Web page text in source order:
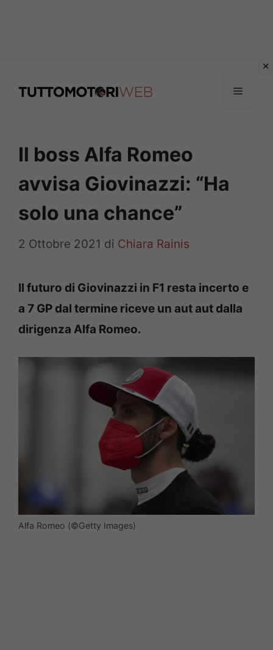
Menu
Il boss Alfa Romeo
avvisa Giovinazzi: “Ha
solo una chance”
2 Ottobre 2021 di Chiara Rainis
Il futuro di Giovinazzi in F1 resta incerto e
a 7 GP dal termine riceve un aut aut dalla
dirigenza Alfa Romeo.
Alfa Romeo (©Getty Images)